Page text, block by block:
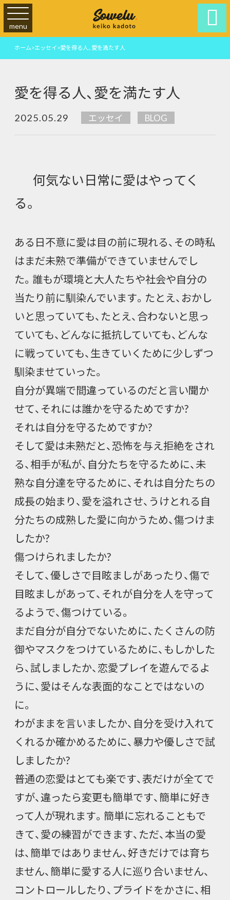
menu 
ホーム>エッセイ>愛を得る人、愛を満たす人
愛を得る人、愛を満たす人
2025.05.29 エッセイ BLOG
何気ない日常に愛はやってく
る。
ある日不意に愛は目の前に現れる、その時私
はまだ未熟で準備ができていませんでし
た。誰もが環境と大人たちや社会や自分の
当たり前に馴染んでいます。たとえ、おかし
いと思っていても、たとえ、合わないと思っ
ていても、どんなに抵抗していても、どんな
に戦っていても、生きていくために少しずつ
馴染ませていった。
自分が異端で間違っているのだと言い聞か
せて、それには誰かを守るためですか?
それは自分を守るためですか?
そして愛は未熟だと、恐怖を与え拒絶をされ
る、相手が私が、自分たちを守るために、未
熟な自分達を守るために、それは自分たちの
成長の始まり、愛を溢れさせ、うけとれる自
分たちの成熟した愛に向かうため、傷つけま
したか?
傷つけられましたか?
そして、優しさで目眩ましがあったり、傷で
目眩ましがあって、それが自分を人を守って
るようで、傷つけている。
まだ自分が自分でないために、たくさんの防
御やマスクをつけているために、もしかした
ら、試しましたか、恋愛プレイを遊んでるよ
うに、愛はそんな表面的なことではないの
に。
わがままを言いましたか、自分を受け入れて
くれるか確かめるために、暴力や優しさで試
しましたか?
普通の恋愛はとても楽です、表だけが全てで
すが、違ったら変更も簡単です、簡単に好き
って人が現れます。簡単に忘れることもで
きて、愛の練習ができます、ただ、本当の愛
は、簡単ではありません、好きだけでは育ち
ません、簡単に愛する人に巡り合いません、
コントロールしたり、プライドをかさに、相